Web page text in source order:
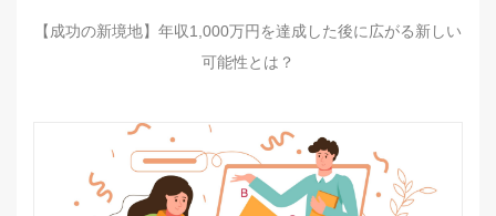
【成功の新境地】年収1,000万円を達成した後に広がる新しい
可能性とは？